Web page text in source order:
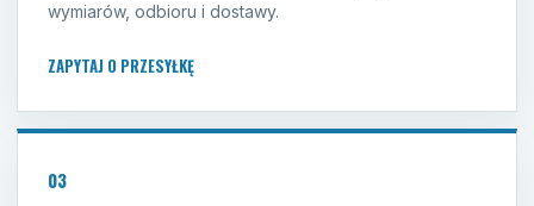
wymiarów, odbioru i dostawy.
ZAPYTAJ O PRZESYŁKĘ
03